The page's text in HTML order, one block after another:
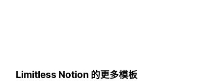
Limitless Notion 的更多模板